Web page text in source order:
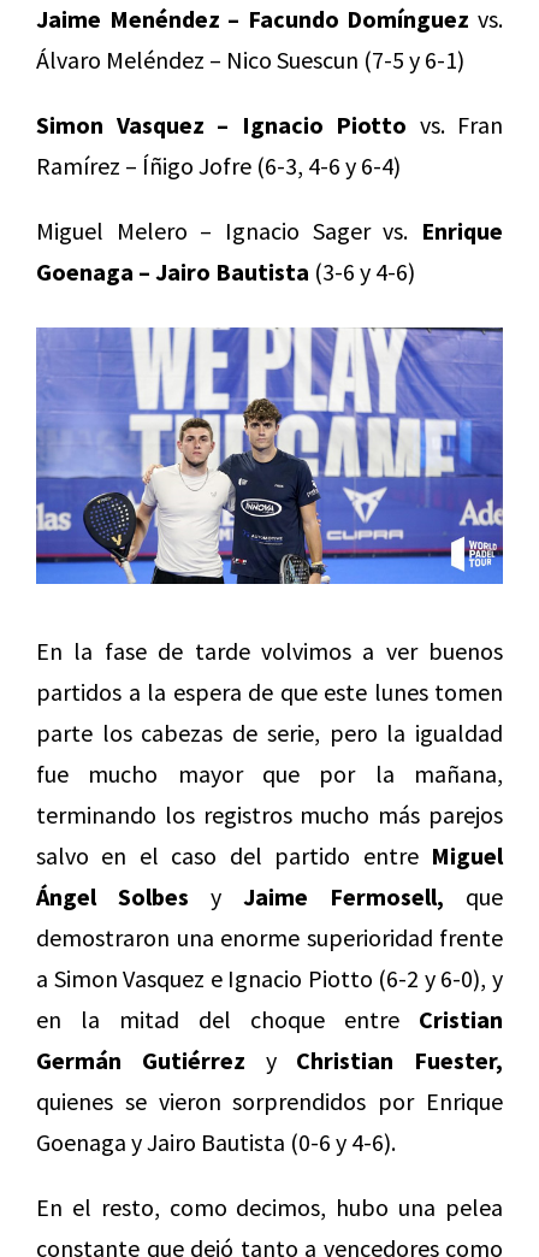
Jaime Menéndez – Facundo Domínguez vs.
Álvaro Meléndez – Nico Suescun (7-5 y 6-1)
Simon Vasquez – Ignacio Piotto vs. Fran
Ramírez – Íñigo Jofre (6-3, 4-6 y 6-4)
Miguel Melero – Ignacio Sager vs. Enrique
Goenaga – Jairo Bautista (3-6 y 4-6)
En la fase de tarde volvimos a ver buenos
partidos a la espera de que este lunes tomen
parte los cabezas de serie, pero la igualdad
fue mucho mayor que por la mañana,
terminando los registros mucho más parejos
salvo en el caso del partido entre Miguel
Ángel Solbes y Jaime Fermosell, que
demostraron una enorme superioridad frente
a Simon Vasquez e Ignacio Piotto (6-2 y 6-0), y
en la mitad del choque entre Cristian
Germán Gutiérrez y Christian Fuester,
quienes se vieron sorprendidos por Enrique
Goenaga y Jairo Bautista (0-6 y 4-6).
En el resto, como decimos, hubo una pelea
constante que dejó tanto a vencedores como